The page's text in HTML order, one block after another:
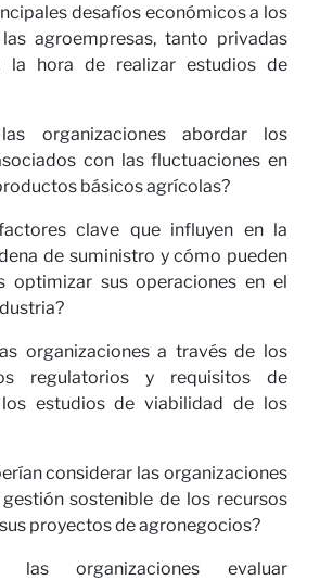
desafíos económicos a los
agroempresas, tanto privadas
la hora de realizar estudios de
organizaciones abordar los
con las fluctuaciones en
básicos agrícolas?
clave que influyen en la
de suministro y cómo pueden
optimizar sus operaciones en el
organizaciones a través de los
regulatorios y requisitos de
estudios de viabilidad de los
considerar las organizaciones
sostenible de los recursos
proyectos de agronegocios?
las organizaciones evaluar